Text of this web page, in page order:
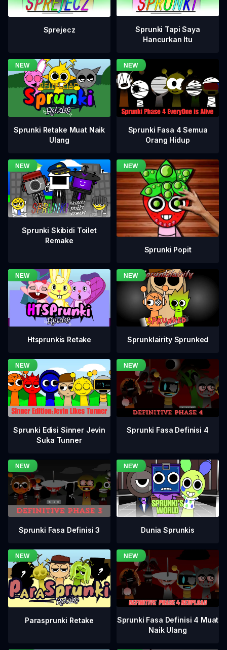
Sprejecz
Sprunki Tapi Saya
Hancurkan Itu
Sprunki Retake Muat Naik
Ulang
Sprunki Fasa 4 Semua
Orang Hidup
Sprunki Skibidi Toilet
Remake
Sprunki Popit
Htsprunkis Retake Sprunklairity Sprunked
Sprunki Edisi Sinner Jevin
Suka Tunner
Sprunki Fasa Definisi 4
Sprunki Fasa Definisi 3 Dunia Sprunkis
Parasprunki Retake
Sprunki Fasa Definisi 4 Muat
Naik Ulang